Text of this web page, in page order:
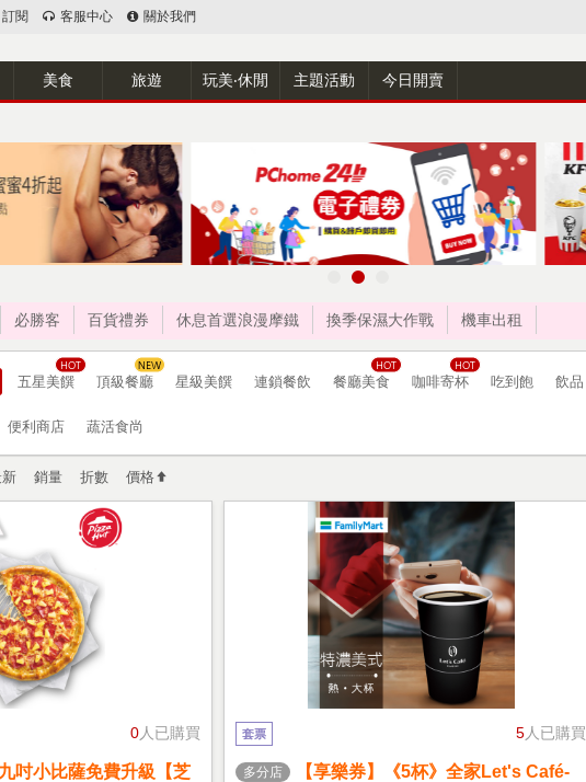
訂閱 客服中心 關於我們
美食 旅遊 玩美‧休閒 主題活動 今日開賣
必勝客 百貨禮券 休息首選浪漫摩鐵 換季保濕大作戰 機車出租
五星美饌 頂級餐廳 星級美饌 連鎖餐飲 餐廳美食 咖啡寄杯 吃到飽 飲品
便利商店 蔬活食尚
銷量 折數 價格
0人已購買
吋小比薩免費升級【芝
5人已購買
套票
多分店
【享樂券】《5杯》全家Let's Café-